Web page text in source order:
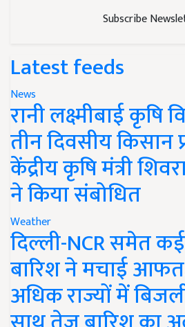
Subscribe
Latest feeds
News
रानी लक्ष्मीबाई कृषि
तीन दिवसीय किसान
केंद्रीय कृषि मंत्री
ने किया संबोधित
Weather
दिल्ली-NCR समेत
बारिश ने मचाई
अधिक राज्यों में